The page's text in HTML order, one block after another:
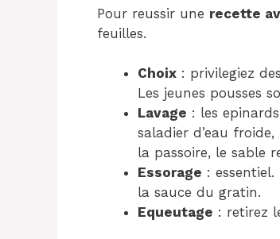
Pour reussir une recette
feuilles.
Choix : privilegiez
Les jeunes pousses
Lavage : les
saladier d’eau
la passoire, le sable
Essorage :
la sauce du gratin.
Equeutage : retirez